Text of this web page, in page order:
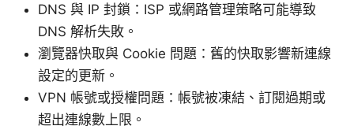
DNS 與 IP 封鎖：ISP 或網路管理策略可能導致
DNS 解析失敗。
瀏覽器快取與 Cookie 問題：舊的快取影響新連線
設定的更新。
VPN 帳號或授權問題：帳號被凍結、訂閱過期或
超出連線數上限。